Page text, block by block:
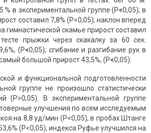
% в экспериментальной группе (Р<0,05); в
составил 7,8% (Р<0,05); наклон вперед
гимнастической скамье прирост составил
прыжки через скакалку за 60 сек.
(Р<0,05); сгибание и разгибание рук в
большой прирост 43,5%, (Р<0,05).
и функциональной подготовленности
группе не произошло статистически
(Р>0,05). В экспериментальной группе
улучшения по всем исследуемым
на 8,8 уд/мин (Р<0,05), в пробах Штанге
(Р<0,05), индекса Руфье улучшился на